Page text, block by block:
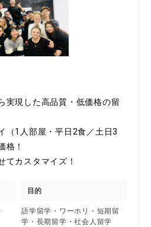
実現した高品質・低価格の留
（1人部屋・平日2食／土日3
格！
てカスタマイズ！
目的
語学留学・ワーホリ・短期留
学・長期留学・社会人留学